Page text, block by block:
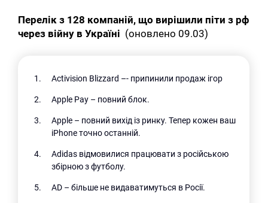
Перелік з 128 компаній, що вирішили піти з рф
через війну в Україні (оновлено 09.03)
Activision Blizzard –- припинили продаж ігор
Apple Pay – повний блок.
Apple – повний вихід із ринку. Тепер кожен ваш
iPhone точно останній.
Adidas відмовилися працювати з російською
збірною з футболу.
AD – більше не видаватимуться в Росії.